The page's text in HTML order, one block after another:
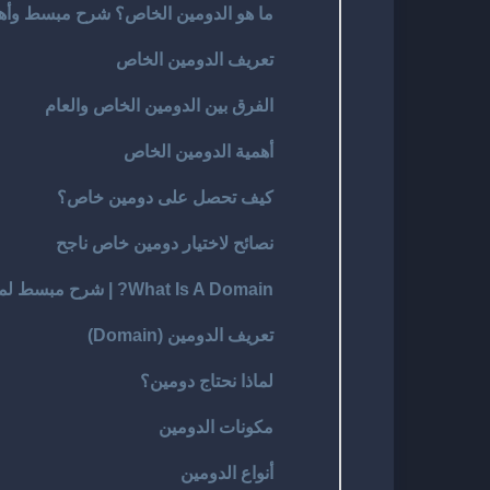
ما هو الدومين الخاص؟ شرح مبسط
تعريف الدومين الخاص
الفرق بين الدومين الخاص والعام
أهمية الدومين الخاص
كيف تحصل على دومين خاص؟
نصائح لاختيار دومين خاص ناجح
What Is A Domain? | شرح مبسط لمفهوم الدومين
تعريف الدومين (Domain)
لماذا نحتاج دومين؟
مكونات الدومين
أنواع الدومين